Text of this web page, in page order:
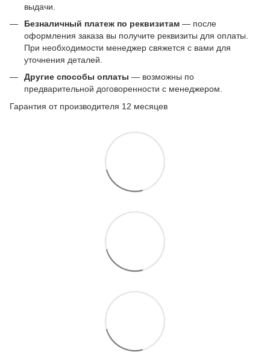
выдачи.
Безналичный платеж по реквизитам — после
оформления заказа вы получите реквизиты для оплаты.
При необходимости менеджер свяжется с вами для
уточнения деталей.
Другие способы оплаты — возможны по
предварительной договоренности с менеджером.
Гарантия от производителя 12 месяцев